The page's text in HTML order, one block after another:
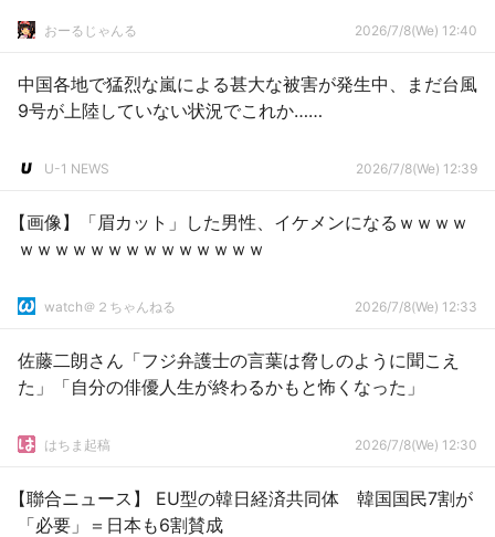
おーるじゃんる 2026/7/8(We) 12:40
中国各地で猛烈な嵐による甚大な被害が発生中、まだ台風
9号が上陸していない状況でこれか……
U-1 NEWS 2026/7/8(We) 12:39
【画像】「眉カット」した男性、イケメンになるｗｗｗｗ
ｗｗｗｗｗｗｗｗｗｗｗｗｗｗ
watch＠２ちゃんねる 2026/7/8(We) 12:33
佐藤二朗さん「フジ弁護士の言葉は脅しのように聞こえ
た」「自分の俳優人生が終わるかもと怖くなった」
はちま起稿 2026/7/8(We) 12:30
【聯合ニュース】 EU型の韓日経済共同体 韓国国民7割が
「必要」＝日本も6割賛成